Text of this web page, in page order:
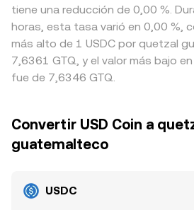
tiene una reducción de 0,00 %.
horas, esta tasa varió en 0,00 %,
más alto de 1 USDC por quetzal
7,6361 GTQ, y el valor más bajo
fue de 7,6346 GTQ.
Convertir USD Coin a
guatemalteco
USDC